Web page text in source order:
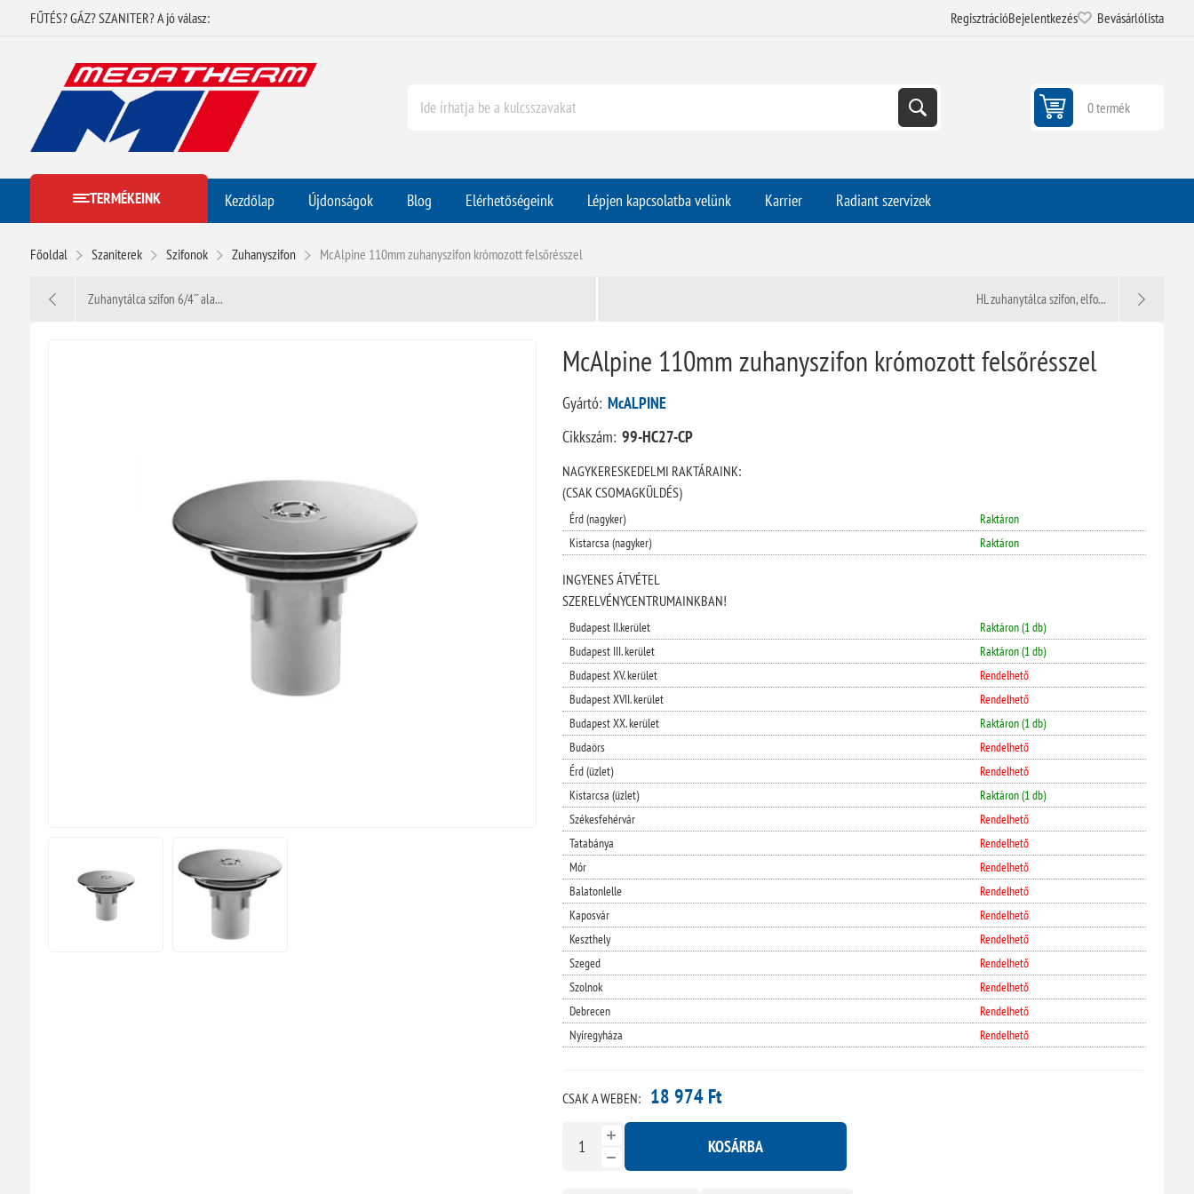
FŰTÉS? GÁZ? SZANITER? A jó válasz: RegisztrációBejelentkezés Bevásárlólista
0 termék
TERMÉKEINK Kezdőlap Újdonságok Blog Elérhetőségeink Lépjen kapcsolatba velünk Karrier Radiant szervizek
Főoldal Szaniterek Szifonok Zuhanyszifon McAlpine 110mm zuhanyszifon krómozott felsőrésszel
Zuhanytálca szifon 6/4˝ ala... HL zuhanytálca szifon, elfo...
McAlpine 110mm zuhanyszifon krómozott felsőrésszel
Gyártó: McALPINE
Cikkszám: 99-HC27-CP
NAGYKERESKEDELMI RAKTÁRAINK:
(CSAK CSOMAGKÜLDÉS)
Érd (nagyker)
Raktáron
Kistarcsa (nagyker)
Raktáron
INGYENES ÁTVÉTEL
SZERELVÉNYCENTRUMAINKBAN!
Budapest II.kerület
Raktáron (1 db)
Budapest III. kerület
Raktáron (1 db)
Budapest XV. kerület
Rendelhető
Budapest XVII. kerület
Rendelhető
Budapest XX. kerület
Raktáron (1 db)
Budaörs
Rendelhető
Érd (üzlet)
Rendelhető
Kistarcsa (üzlet)
Raktáron (1 db)
Székesfehérvár
Rendelhető
Tatabánya
Rendelhető
Mór
Rendelhető
Balatonlelle
Rendelhető
Kaposvár
Rendelhető
Keszthely
Rendelhető
Szeged
Rendelhető
Szolnok
Rendelhető
Debrecen
Rendelhető
Nyíregyháza
Rendelhető
CSAK A WEBEN: 18 974 Ft
KOSÁRBA